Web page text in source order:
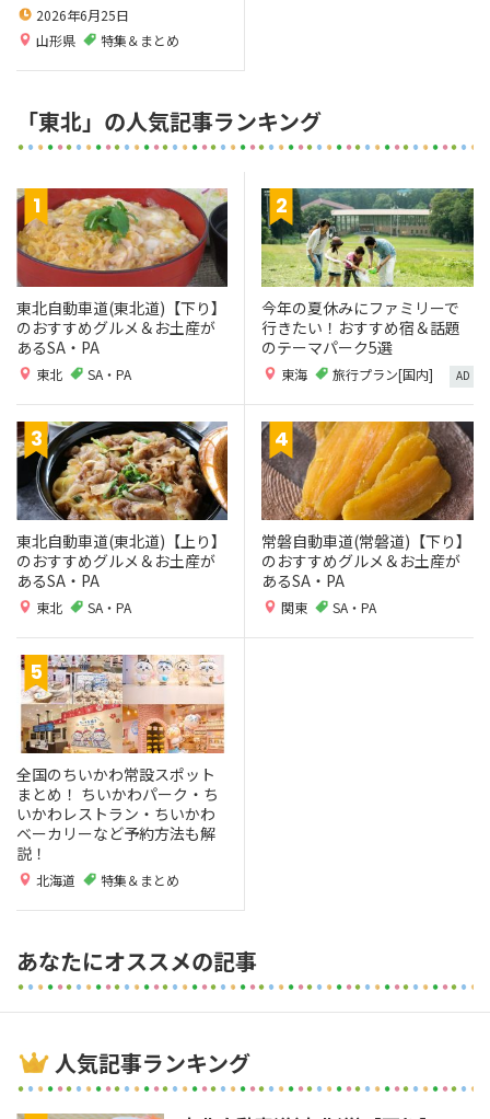
2026年6月25日
山形県
特集＆まとめ
「東北」の人気記事ランキング
東北自動車道(東北道)【下り】
のおすすめグルメ＆お土産が
あるSA・PA
東北 SA・PA
今年の夏休みにファミリーで
行きたい！おすすめ宿＆話題
のテーマパーク5選
東海 旅行プラン[国内] AD
東北自動車道(東北道)【上り】
のおすすめグルメ＆お土産が
あるSA・PA
東北 SA・PA
常磐自動車道(常磐道)【下り】
のおすすめグルメ＆お土産が
あるSA・PA
関東 SA・PA
全国のちいかわ常設スポット
まとめ！ ちいかわパーク・ち
いかわレストラン・ちいかわ
ベーカリーなど予約方法も解
説！
北海道 特集＆まとめ
あなたにオススメの記事
人気記事ランキング